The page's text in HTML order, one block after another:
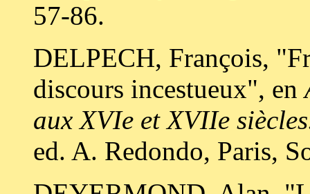
57-86.
DELPECH, François,
discours incestueux", en
aux XVIe et XVIIe
ed. A. Redondo, Paris,